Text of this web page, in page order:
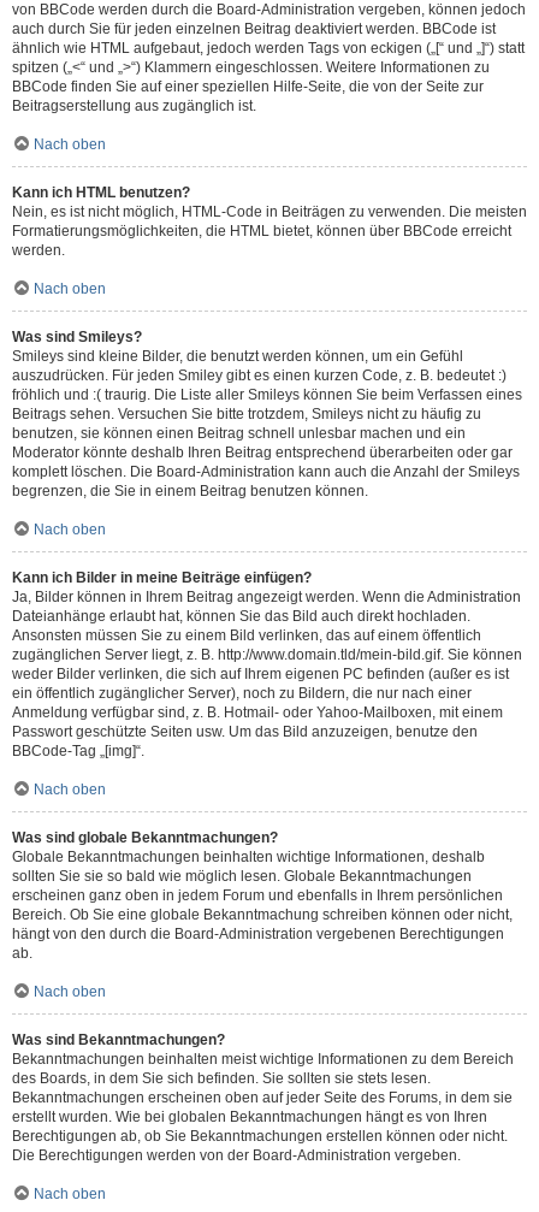
von BBCode werden durch die Board-Administration vergeben, können jedoch
auch durch Sie für jeden einzelnen Beitrag deaktiviert werden. BBCode ist
ähnlich wie HTML aufgebaut, jedoch werden Tags von eckigen („[“ und „]“) statt
spitzen („<“ und „>“) Klammern eingeschlossen. Weitere Informationen zu
BBCode finden Sie auf einer speziellen Hilfe-Seite, die von der Seite zur
Beitragserstellung aus zugänglich ist.
Nach oben
Kann ich HTML benutzen?
Nein, es ist nicht möglich, HTML-Code in Beiträgen zu verwenden. Die meisten
Formatierungsmöglichkeiten, die HTML bietet, können über BBCode erreicht
werden.
Nach oben
Was sind Smileys?
Smileys sind kleine Bilder, die benutzt werden können, um ein Gefühl
auszudrücken. Für jeden Smiley gibt es einen kurzen Code, z. B. bedeutet :)
fröhlich und :( traurig. Die Liste aller Smileys können Sie beim Verfassen eines
Beitrags sehen. Versuchen Sie bitte trotzdem, Smileys nicht zu häufig zu
benutzen, sie können einen Beitrag schnell unlesbar machen und ein
Moderator könnte deshalb Ihren Beitrag entsprechend überarbeiten oder gar
komplett löschen. Die Board-Administration kann auch die Anzahl der Smileys
begrenzen, die Sie in einem Beitrag benutzen können.
Nach oben
Kann ich Bilder in meine Beiträge einfügen?
Ja, Bilder können in Ihrem Beitrag angezeigt werden. Wenn die Administration
Dateianhänge erlaubt hat, können Sie das Bild auch direkt hochladen.
Ansonsten müssen Sie zu einem Bild verlinken, das auf einem öffentlich
zugänglichen Server liegt, z. B. http://www.domain.tld/mein-bild.gif. Sie können
weder Bilder verlinken, die sich auf Ihrem eigenen PC befinden (außer es ist
ein öffentlich zugänglicher Server), noch zu Bildern, die nur nach einer
Anmeldung verfügbar sind, z. B. Hotmail- oder Yahoo-Mailboxen, mit einem
Passwort geschützte Seiten usw. Um das Bild anzuzeigen, benutze den
BBCode-Tag „[img]“.
Nach oben
Was sind globale Bekanntmachungen?
Globale Bekanntmachungen beinhalten wichtige Informationen, deshalb
sollten Sie sie so bald wie möglich lesen. Globale Bekanntmachungen
erscheinen ganz oben in jedem Forum und ebenfalls in Ihrem persönlichen
Bereich. Ob Sie eine globale Bekanntmachung schreiben können oder nicht,
hängt von den durch die Board-Administration vergebenen Berechtigungen
ab.
Nach oben
Was sind Bekanntmachungen?
Bekanntmachungen beinhalten meist wichtige Informationen zu dem Bereich
des Boards, in dem Sie sich befinden. Sie sollten sie stets lesen.
Bekanntmachungen erscheinen oben auf jeder Seite des Forums, in dem sie
erstellt wurden. Wie bei globalen Bekanntmachungen hängt es von Ihren
Berechtigungen ab, ob Sie Bekanntmachungen erstellen können oder nicht.
Die Berechtigungen werden von der Board-Administration vergeben.
Nach oben